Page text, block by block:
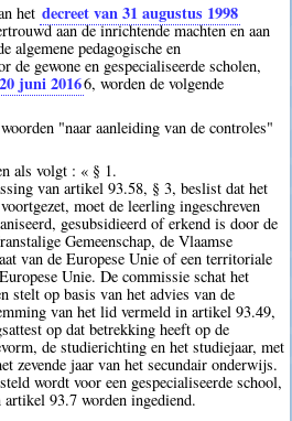
het decreet van 31 augustus 1998
aan de inrichtende machten en aan
algemene pedagogische en
de gewone en gespecialiseerde scholen,
juni 20166, worden de volgende
"naar aanleiding van de controles"
als volgt : « § 1.
van artikel 93.58, § 3, beslist dat het
moet de leerling ingeschreven
gesubsidieerd of erkend is door de
Gemeenschap, de Vlaamse
van de Europese Unie of een territoriale
Unie. De commissie schat het
stelt op basis van het advies van de
van het lid vermeld in artikel 93.49,
op dat betrekking heeft op de
de studierichting en het studiejaar, met
zevende jaar van het secundair onderwijs.
wordt voor een gespecialiseerde school,
93.7 worden ingediend.